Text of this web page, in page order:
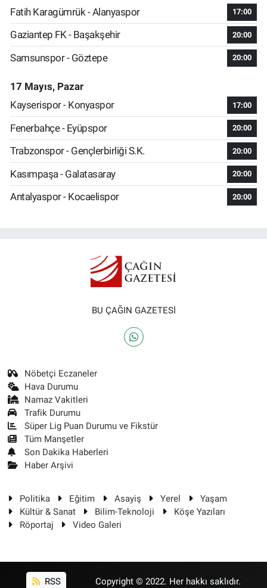
Fatih Karagümrük - Alanyaspor
17:00
Gaziantep FK - Başakşehir 20:00
Samsunspor - Göztepe 20:00
17 Mayıs, Pazar
Kayserispor - Konyaspor
17:00
Fenerbahçe - Eyüpspor 20:00
Trabzonspor - Gençlerbirliği S.K. 20:00
Kasımpaşa - Galatasaray 20:00
Antalyaspor - Kocaelispor 20:00
BU ÇAĞIN GAZETESİ
Nöbetçi Eczaneler
Hava Durumu
Namaz Vakitleri
Trafik Durumu
Süper Lig Puan Durumu ve Fikstür
Tüm Manşetler
Son Dakika Haberleri
Haber Arşivi
Politika Eğitim Asayiş Yerel
Yaşam
Kültür & Sanat
Bilim-Teknoloji
Köşe Yazıları
Röportaj
Video Galeri
RSS Copyright © 2022. Her hakkı saklıdır.